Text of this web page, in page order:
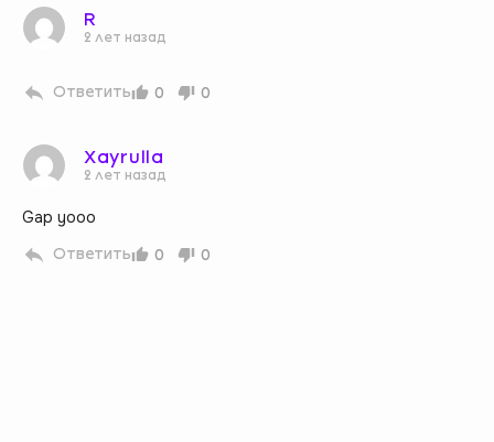
R
2 лет назад
0 0
Ответить
Xayrulla
2 лет назад
Gap yooo
0 0
Ответить